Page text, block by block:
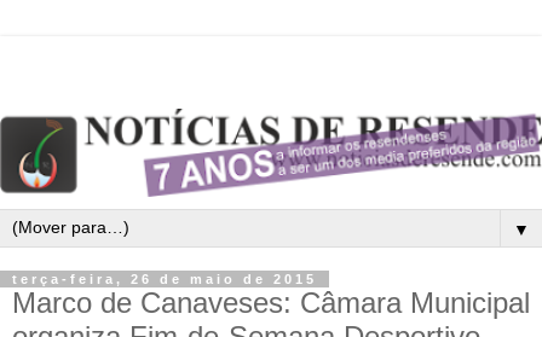
▼
terça-feira, 26 de maio de 2015
Marco de Canaveses: Câmara Municipal